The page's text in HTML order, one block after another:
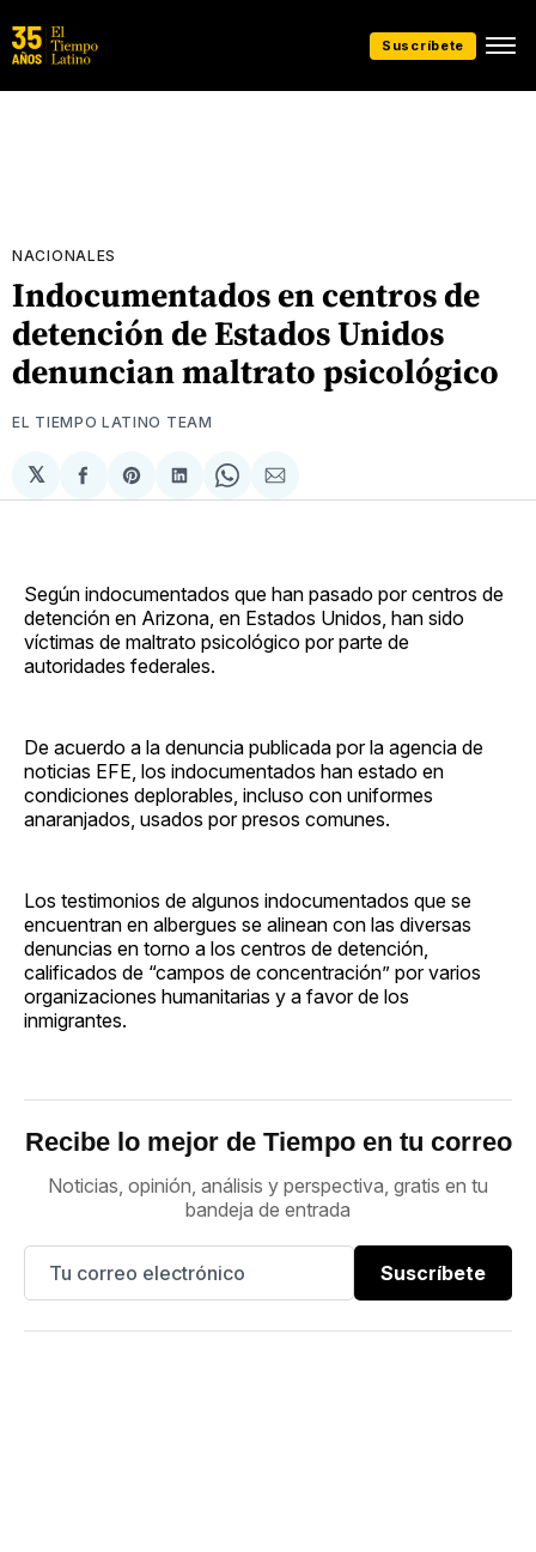
Suscríbete
NACIONALES
Indocumentados en centros de
detención de Estados Unidos
denuncian maltrato psicológico
EL TIEMPO LATINO TEAM
𝕏
Compartir
en
Share
on
Compartir
en
Share
on
Compartir
via
Según indocumentados que han pasado por centros de
detención en Arizona, en Estados Unidos, han sido
víctimas de maltrato psicológico por parte de
autoridades federales.
De acuerdo a la denuncia publicada por la agencia de
noticias EFE, los indocumentados han estado en
condiciones deplorables, incluso con uniformes
anaranjados, usados por presos comunes.
Los testimonios de algunos indocumentados que se
encuentran en albergues se alinean con las diversas
denuncias en torno a los centros de detención,
calificados de “campos de concentración” por varios
organizaciones humanitarias y a favor de los
inmigrantes.
Recibe lo mejor de Tiempo en tu correo
Noticias, opinión, análisis y perspectiva, gratis en tu
bandeja de entrada
Suscríbete